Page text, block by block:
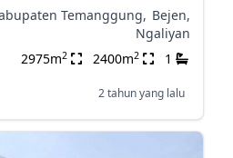
Temanggung, Bejen,
Ngaliyan
2975m2 2400m2 1
2 tahun yang lalu